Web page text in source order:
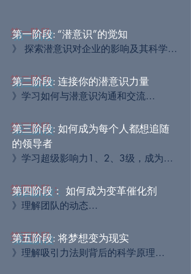
第一阶段: “潜意识”的觉知
》 探索潜意识对企业的影响及其科学原
》在潜意识层面上理解人类和组织
》掌握发现公司挑战和问题其根源的技
第二阶段: 连接你的潜意识力量
》学习如何与潜意识沟通和交流
》通过打破惯有模式来解锁您的潜力
》将您的思维模式从自我限制转变为领
导力
第三阶段: 如何成为每个人都想追随
的领导者
》学习超级影响力1、2、3级，成为有
》在潜意识层面上了解动机，并学习如
何激活它
抱它来推动创造力
第四阶段： 如何成为变革催化剂
》理解团队的动态
》掌握影响心灵的艺术
第五阶段: 将梦想变为现实
》理解吸引力法则背后的科学原理